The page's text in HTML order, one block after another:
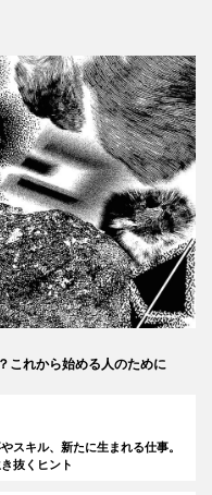
これから始める人のために
スキル、新たに生まれる仕事。
抜くヒント